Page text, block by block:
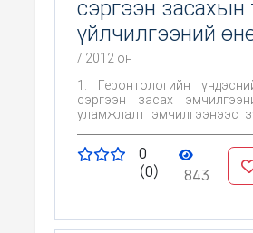
сэргээн
үйлчилгээний
/ 2012 он
1. Геронтологийн
сэргээн засах
уламжлалт эмчилгээнээс
нарын тоог нэмэгдүүлэх
0
(0)
843